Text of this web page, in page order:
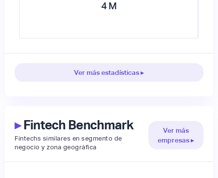
4 M
Ver más estadísticas ▸
▸Fintech Benchmark
Fintechs similares en segmento de
negocio y zona geográfica
Ver más
empresas ▸